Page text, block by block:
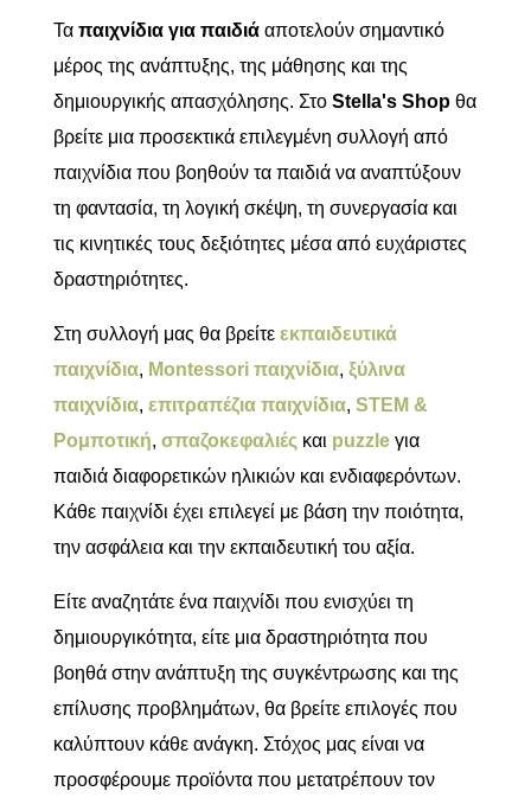
Τα παιχνίδια για παιδιάαποτελούν σημαντικό
μέρος της ανάπτυξης, της μάθησης και της
δημιουργικής απασχόλησης. Στο Stella's Shopθα
βρείτε μια προσεκτικά επιλεγμένη συλλογή από
παιχνίδια που βοηθούν τα παιδιά να αναπτύξουν
τη φαντασία, τη λογική σκέψη, τη συνεργασία και
τις κινητικές τους δεξιότητες μέσα από ευχάριστες
δραστηριότητες.
Στη συλλογή μας θα βρείτε εκπαιδευτικά
παιχνίδια, Montessori παιχνίδια, ξύλινα
παιχνίδια, επιτραπέζια παιχνίδια, STEM &
Ρομποτική, σπαζοκεφαλιές και puzzle για
παιδιά διαφορετικών ηλικιών και ενδιαφερόντων.
Κάθε παιχνίδι έχει επιλεγεί με βάση την ποιότητα,
την ασφάλεια και την εκπαιδευτική του αξία.
Είτε αναζητάτε ένα παιχνίδι που ενισχύει τη
δημιουργικότητα, είτε μια δραστηριότητα που
βοηθά στην ανάπτυξη της συγκέντρωσης και της
επίλυσης προβλημάτων, θα βρείτε επιλογές που
καλύπτουν κάθε ανάγκη. Στόχος μας είναι να
προσφέρουμε προϊόντα που μετατρέπουν τον